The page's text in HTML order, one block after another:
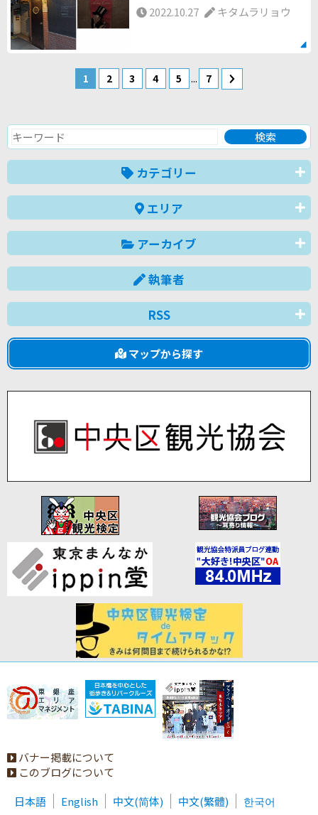
2022.10.27 キタムラリョウ
1 2 3 4 5 ... 7
カテゴリー
エリア
アーカイブ
執筆者
RSS
マップから探す
バナー掲載について
このブログについて
日本語
English 中文(简体) 中文(繁體) 한국어